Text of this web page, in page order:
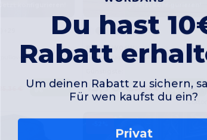
konfigurieren!
€ Kaufen
+29
B&C BCW04W
Damen Kapuzenpullover
13,70 €25,36 € Kaufen
Cotton
Du hast
Rabatt
Um deinen Rabatt zu sichern,
Für wen kaufst du ein?
Privat